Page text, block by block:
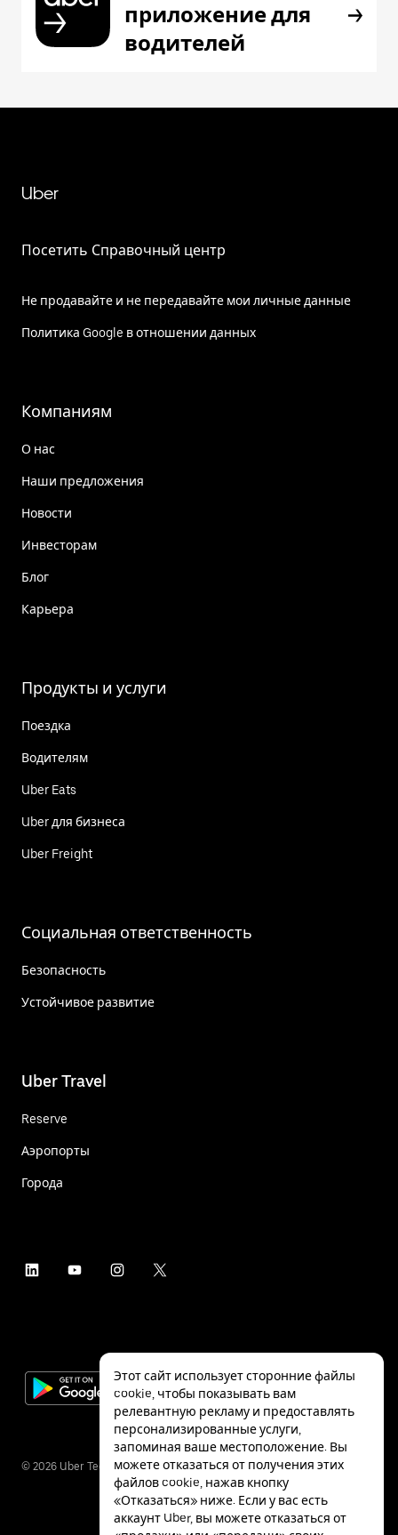
приложение для
водителей
Uber
Посетить Справочный центр
Не продавайте и не передавайте мои личные данные
Политика Google в отношении данных
Компаниям
О нас
Наши предложения
Новости
Инвесторам
Блог
Карьера
Продукты и услуги
Поездка
Водителям
Uber Eats
Uber для бизнеса
Uber Freight
Социальная ответственность
Безопасность
Устойчивое развитие
Uber Travel
Reserve
Аэропорты
Города
© 2026 Uber Technologies Inc.
Этот сайт использует сторонние файлы
cookie, чтобы показывать вам
релевантную рекламу и предоставлять
персонализированные услуги,
запоминая ваше местоположение. Вы
можете отказаться от получения этих
файлов cookie, нажав кнопку
«Отказаться» ниже. Если у вас есть
аккаунт Uber, вы можете отказаться от